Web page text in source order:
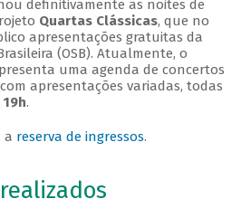
definitivamente as noites de
Quartas Clássicas, que no
apresentações gratuitas da
(OSB). Atualmente, o
uma agenda de concertos
apresentações variadas, todas
.
a reserva de ingressos.